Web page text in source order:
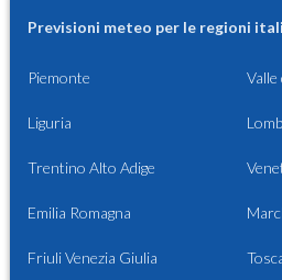
Previsioni meteo per le regioni
Piemonte Valle
Liguria
Trentino Alto Adige
Emilia Romagna
Friuli Venezia Giulia